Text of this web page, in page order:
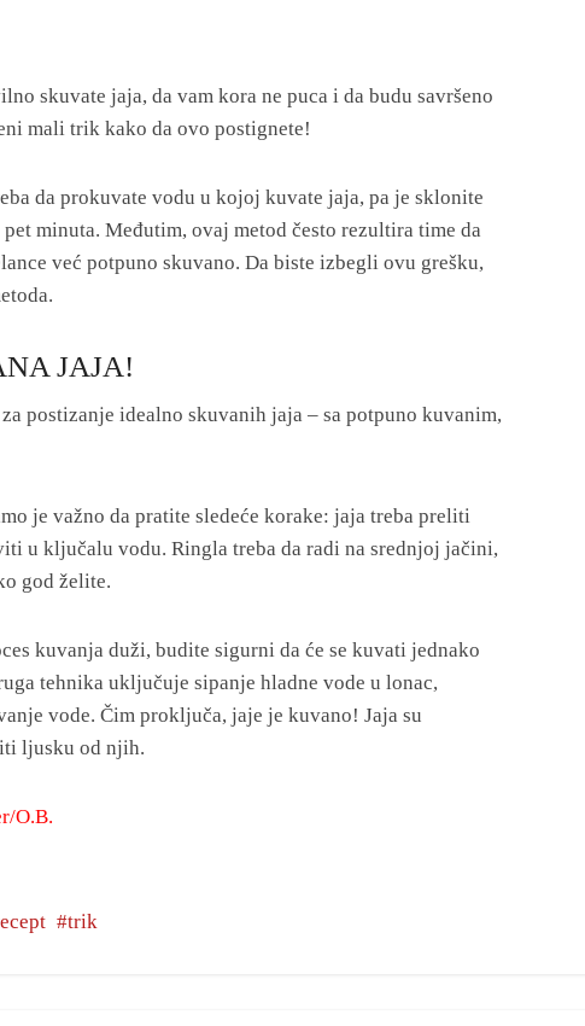
skuvate jaja, da vam kora ne puca i da budu savršeno
mali trik kako da ovo postignete!
da prokuvate vodu u kojoj kuvate jaja, pa je sklonite
minuta. Međutim, ovaj metod često rezultira time da
već potpuno skuvano. Da biste izbegli ovu grešku,
JAJA!
postizanje idealno skuvanih jaja – sa potpuno kuvanim,
je važno da pratite sledeće korake: jaja treba preliti
u ključalu vodu. Ringla treba da radi na srednjoj jačini,
god želite.
kuvanja duži, budite sigurni da će se kuvati jednako
tehnika uključuje sipanje hladne vode u lonac,
vode. Čim proključa, jaje je kuvano! Jaja su
ljusku od njih.
O.B.
trik